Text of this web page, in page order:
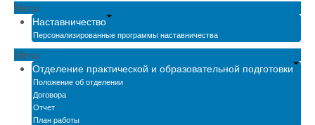
Menu
Наставничество
Персонализированные программы наставничества
Menu
Отделение практической и образовательной подготовки
Положение об отделении
Договора
Отчет
План работы